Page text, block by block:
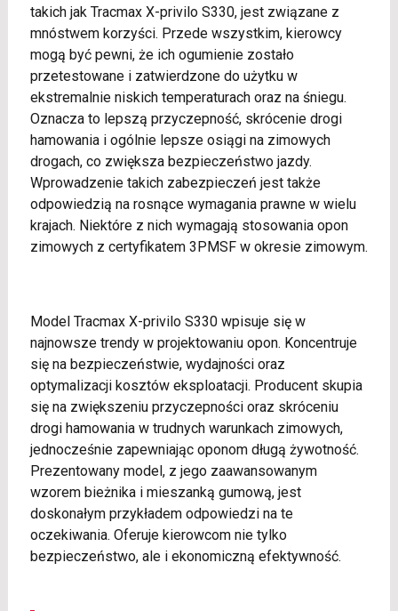
takich jak Tracmax X-privilo S330, jest związane z
mnóstwem korzyści. Przede wszystkim, kierowcy
mogą być pewni, że ich ogumienie zostało
przetestowane i zatwierdzone do użytku w
ekstremalnie niskich temperaturach oraz na śniegu.
Oznacza to lepszą przyczepność, skrócenie drogi
hamowania i ogólnie lepsze osiągi na zimowych
drogach, co zwiększa bezpieczeństwo jazdy.
Wprowadzenie takich zabezpieczeń jest także
odpowiedzią na rosnące wymagania prawne w wielu
krajach. Niektóre z nich wymagają stosowania opon
zimowych z certyfikatem 3PMSF w okresie zimowym.
Model Tracmax X-privilo S330 wpisuje się w
najnowsze trendy w projektowaniu opon. Koncentruje
się na bezpieczeństwie, wydajności oraz
optymalizacji kosztów eksploatacji. Producent skupia
się na zwiększeniu przyczepności oraz skróceniu
drogi hamowania w trudnych warunkach zimowych,
jednocześnie zapewniając oponom długą żywotność.
Prezentowany model, z jego zaawansowanym
wzorem bieżnika i mieszanką gumową, jest
doskonałym przykładem odpowiedzi na te
oczekiwania. Oferuje kierowcom nie tylko
bezpieczeństwo, ale i ekonomiczną efektywność.